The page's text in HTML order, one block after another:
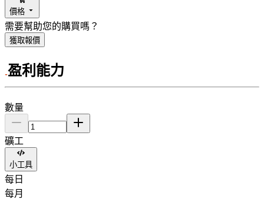
價格
需要幫助您的購買嗎？
獲取報價
盈利能力
數量
礦工
小工具
每日
每月